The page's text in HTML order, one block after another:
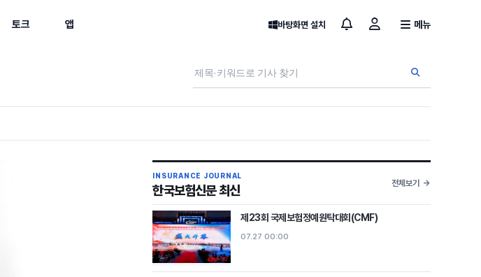
토크 앱 바탕화면 설치 메뉴
INSURANCE JOURNAL
한국보험신문 최신 전체보기
제23회 국제보험정예원탁대회(CMF)
07.27 00:00